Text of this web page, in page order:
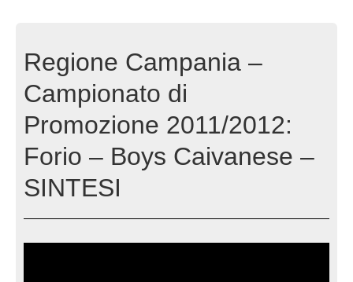
Regione Campania –
Campionato di
Promozione 2011/2012:
Forio – Boys Caivanese –
SINTESI